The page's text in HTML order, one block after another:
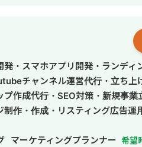
発・スマホアプリ開発・ランディ
チャンネル運営代行・立ち上
プ作成代行・SEO対策・新規事
制作・作成・リスティング広告運
マーケティングプランナー 希望